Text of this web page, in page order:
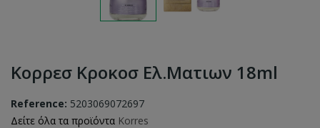
Κορρεσ Κροκοσ Ελ.ματιων 18ml
Reference: 5203069072697
Δείτε όλα τα προϊόντα Korres